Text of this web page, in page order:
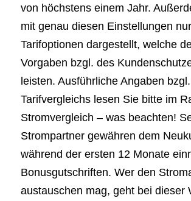
von höchstens einem Jahr.
mit genau diesen Einstellungen nur
Tarifoptionen dargestellt, welche
Vorgaben bzgl. des
leisten. Ausführliche Angaben
Tarifvergleichs lesen Sie bitte im
Stromvergleich – was beachten!
Strompartner gewähren dem
während der ersten 12 Monate
Bonusgutschriften. Wer den
austauschen mag, geht bei dieser